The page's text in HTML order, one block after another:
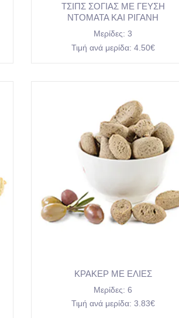
ΤΣΙΠΣ ΣΟΓΙΑΣ ΜΕ ΓΕΥΣΗ
ΝΤΟΜΑΤΑ ΚΑΙ ΡΙΓΑΝΗ
Μερίδες: 3
Τιμή ανά μερίδα: 4.50€
ΚΡΑΚΕΡ ΜΕ ΕΛΙΕΣ
Μερίδες: 6
Τιμή ανά μερίδα: 3.83€